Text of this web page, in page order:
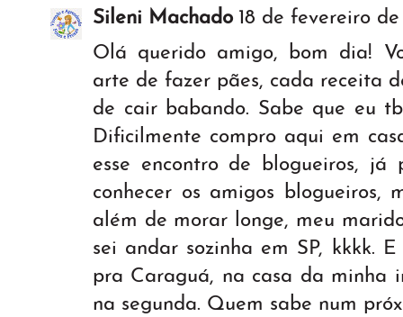
Sileni Machado 18 de fevereiro
Olá querido amigo, bom dia!
arte de fazer pães, cada receita
de cair babando. Sabe que eu
Dificilmente compro aqui em
esse encontro de blogueiros, já
conhecer os amigos blogueiros,
além de morar longe, meu
sei andar sozinha em SP, kkkk.
pra Caraguá, na casa da minha
na segunda. Quem sabe num